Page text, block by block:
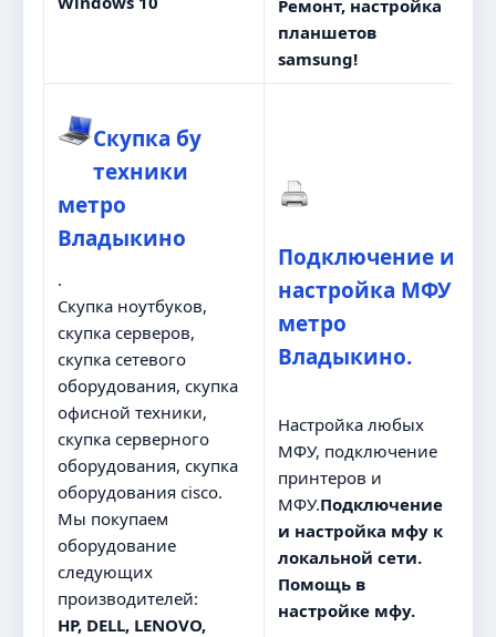
Ремонт, настройка
планшетов
samsung!
Скупка бу
техники
метро
Владыкино
.
Скупка ноутбуков,
скупка серверов,
скупка сетевого
оборудования, скупка
офисной техники,
скупка серверного
оборудования, скупка
оборудования cisco.
Мы покупаем
оборудование
следующих
производителей:
HP, DELL, LENOVO,
Подключение и
настройка МФУ
метро
Владыкино.
Настройка любых
МФУ, подключение
принтеров и
МФУ.Подключение
и настройка мфу к
локальной сети.
Помощь в
настройке мфу.